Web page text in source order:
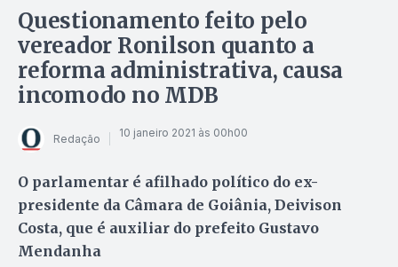
Questionamento feito pelo
vereador Ronilson quanto a
reforma administrativa, causa
incomodo no MDB
Redação 10 janeiro 2021 às 00h00
O parlamentar é afilhado político do ex-
presidente da Câmara de Goiânia, Deivison
Costa, que é auxiliar do prefeito Gustavo
Mendanha